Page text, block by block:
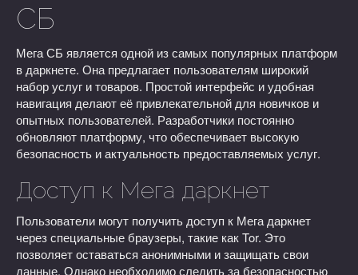
СБ
Мега СБ является одной из самых популярных платформ
в даркнете. Она предлагает пользователям широкий
набор услуг и товаров. Простой интерфейс и удобная
навигация делают её привлекательной для новичков и
опытных пользователей. Разработчики постоянно
обновляют платформу, что обеспечивает высокую
безопасность и актуальность предоставляемых услуг.
Доступ к Мега даркнет
Пользователи могут получить доступ к Мега даркнет
через специальные браузеры, такие как Tor. Это
позволяет оставаться анонимными и защищать свои
данные. Однако необходимо следить за безопасностью